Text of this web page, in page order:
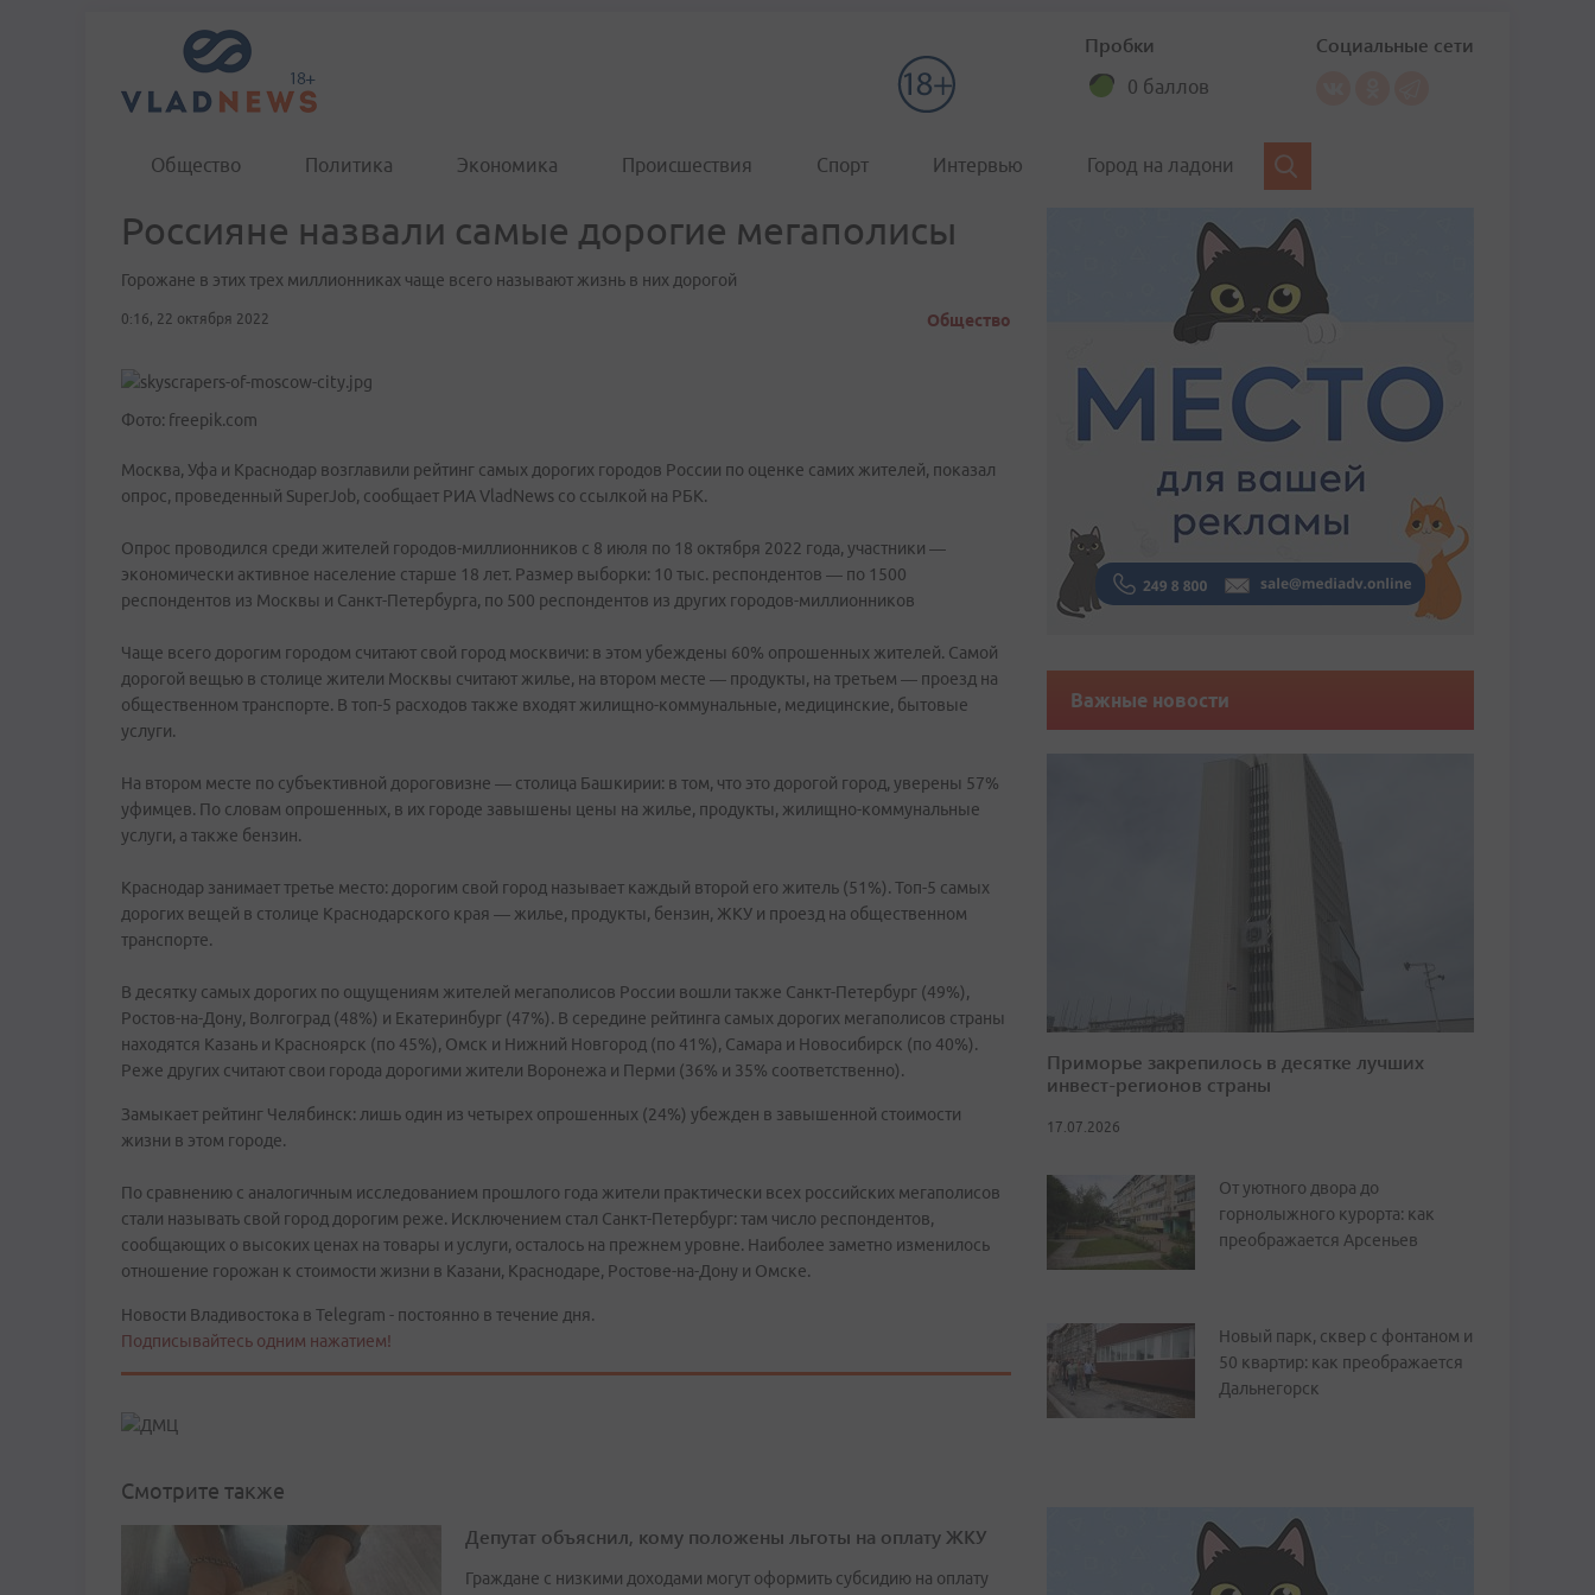
Пробки
0 баллов
Социальные сети
Общество Политика Экономика Происшествия Спорт Интервью Город на ладони
Россияне назвали самые дорогие мегаполисы
Горожане в этих трех миллионниках чаще всего называют жизнь в них дорогой
0:16, 22 октября 2022 Общество
Фото: freepik.com
Москва, Уфа и Краснодар возглавили рейтинг самых дорогих городов России по оценке самих жителей, показал
опрос, проведенный SuperJob, сообщает РИА VladNews со ссылкой на РБК.
Опрос проводился среди жителей городов-миллионников с 8 июля по 18 октября 2022 года, участники —
экономически активное население старше 18 лет. Размер выборки: 10 тыс. респондентов — по 1500
респондентов из Москвы и Санкт-Петербурга, по 500 респондентов из других городов-миллионников
Чаще всего дорогим городом считают свой город москвичи: в этом убеждены 60% опрошенных жителей. Самой
дорогой вещью в столице жители Москвы считают жилье, на втором месте — продукты, на третьем — проезд на
общественном транспорте. В топ-5 расходов также входят жилищно-коммунальные, медицинские, бытовые
услуги.
На втором месте по субъективной дороговизне — столица Башкирии: в том, что это дорогой город, уверены 57%
уфимцев. По словам опрошенных, в их городе завышены цены на жилье, продукты, жилищно-коммунальные
услуги, а также бензин.
Краснодар занимает третье место: дорогим свой город называет каждый второй его житель (51%). Топ-5 самых
дорогих вещей в столице Краснодарского края — жилье, продукты, бензин, ЖКУ и проезд на общественном
транспорте.
В десятку самых дорогих по ощущениям жителей мегаполисов России вошли также Санкт-Петербург (49%),
Ростов-на-Дону, Волгоград (48%) и Екатеринбург (47%). В середине рейтинга самых дорогих мегаполисов страны
находятся Казань и Красноярск (по 45%), Омск и Нижний Новгород (по 41%), Самара и Новосибирск (по 40%).
Реже других считают свои города дорогими жители Воронежа и Перми (36% и 35% соответственно).
Замыкает рейтинг Челябинск: лишь один из четырех опрошенных (24%) убежден в завышенной стоимости
жизни в этом городе.
По сравнению с аналогичным исследованием прошлого года жители практически всех российских мегаполисов
стали называть свой город дорогим реже. Исключением стал Санкт-Петербург: там число респондентов,
сообщающих о высоких ценах на товары и услуги, осталось на прежнем уровне. Наиболее заметно изменилось
отношение горожан к стоимости жизни в Казани, Краснодаре, Ростове-на-Дону и Омске.
Новости Владивостока в Telegram - постоянно в течение дня.
Подписывайтесь одним нажатием!
Смотрите также
Депутат объяснил, кому положены льготы на оплату ЖКУ
Граждане с низкими доходами могут оформить субсидию на оплату
Важные новости
Приморье закрепилось в десятке лучших
инвест-регионов страны
17.07.2026
От уютного двора до
горнолыжного курорта: как
преображается Арсеньев
Новый парк, сквер с фонтаном и
50 квартир: как преображается
Дальнегорск